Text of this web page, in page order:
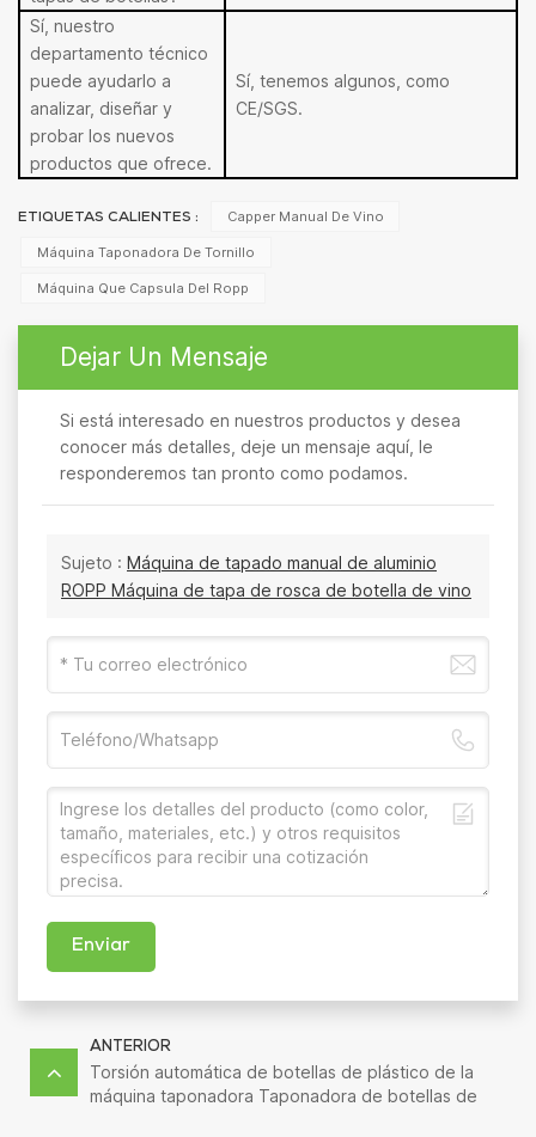
Sí, nuestro
departamento técnico
puede ayudarlo a
analizar, diseñar y
probar los nuevos
productos que ofrece.
Sí, tenemos algunos, como
CE/SGS.
ETIQUETAS CALIENTES : Capper Manual De Vino
Máquina Taponadora De Tornillo
Máquina Que Capsula Del Ropp
Dejar Un Mensaje
Si está interesado en nuestros productos y desea
conocer más detalles, deje un mensaje aquí, le
responderemos tan pronto como podamos.
Sujeto : Máquina de tapado manual de aluminio
ROPP Máquina de tapa de rosca de botella de vino
Enviar
ANTERIOR
Torsión automática de botellas de plástico de la
máquina taponadora Taponadora de botellas de